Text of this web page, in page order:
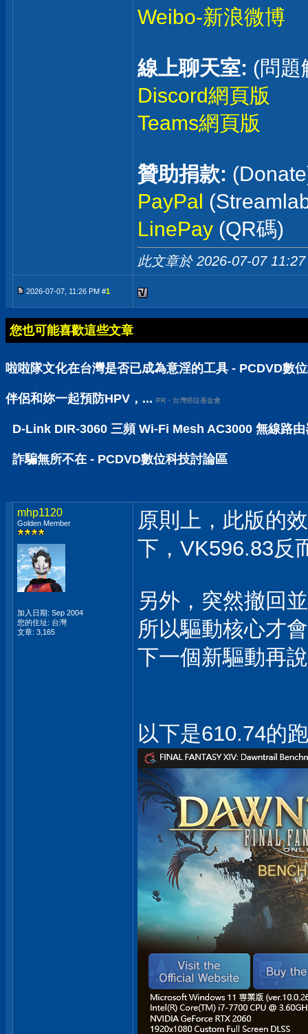
Weibo-新浪微博
線上聊天室: (問題
Discord網頁版
Teams網頁版
贊助捐款:
PayPal
LinePay (QR碼)
此文章於 2026-07-07
2026-07-07, 11:26 PM #1
您也可能喜歡這些文章
啦啦隊文化在台灣是否已成為意淫的工具 - PCDVD數
伴侶和妳一起預防HPV，... PR・台灣癌症基金會
D-Link DIR-3060 三頻 Wi-Fi Mesh AC3000 無線路
詐騙無所不在 - PCDVD數位科技討論區
mhp1120
Golden Member
加入日期: Sep 2004
您的住址: 台灣
文章: 3,165
原則上，此版的
下，VK596.83反
另外，突然撤回
所以驅動核心才
下一個新驅動再
以下是610.74的